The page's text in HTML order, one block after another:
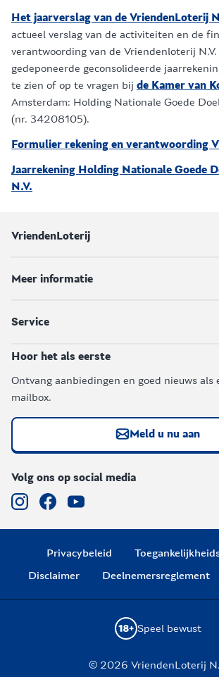
Het jaarverslag van de VriendenLoterij
actueel verslag van de activiteiten en de
verantwoording van de Vriendenloterij N.V.
gedeponeerde geconsolideerde
te zien of op te vragen bij de Kamer van
Amsterdam: Holding Nationale Goede
(nr. 34208105).
Formulier rekening en verantwoording
Jaarrekening Holding Nationale Goede
N.V.
VriendenLoterij
Meer informatie
Service
Hoor het als eerste
Ontvang aanbiedingen en goed nieuws als
mailbox.
Meld u nu aan
Volg ons op social media
Privacybeleid
Disclaimer
Deelnemersreglement
Speel bewust
© 2026 VriendenLoterij